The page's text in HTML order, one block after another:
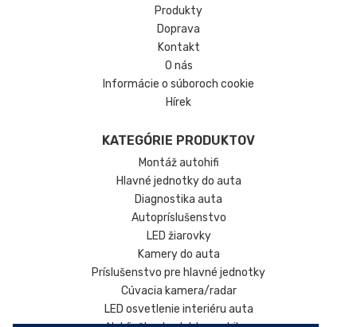
Produkty
Doprava
Kontakt
O nás
Informácie o súboroch cookie
Hírek
KATEGÓRIE PRODUKTOV
Montáž autohifi
Hlavné jednotky do auta
Diagnostika auta
Autopríslušenstvo
LED žiarovky
Kamery do auta
Príslušenstvo pre hlavné jednotky
Cúvacia kamera/radar
LED osvetlenie interiéru auta